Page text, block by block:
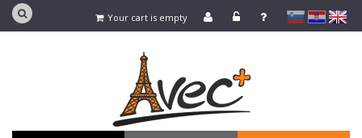
slovenskoHrvaškoenglish
Your cart is empty